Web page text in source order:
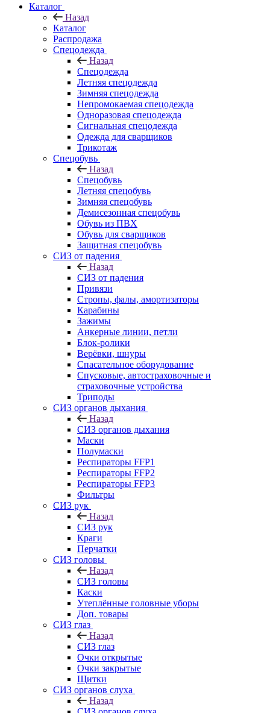
Каталог
Назад
Каталог
Распродажа
Спецодежда
Назад
Спецодежда
Летняя спецодежда
Зимняя спецодежда
Непромокаемая спецодежда
Одноразовая спецодежда
Сигнальная спецодежда
Одежда для сварщиков
Трикотаж
Спецобувь
Назад
Спецобувь
Летняя спецобувь
Зимняя спецобувь
Демисезонная спецобувь
Обувь из ПВХ
Обувь для сварщиков
Защитная спецобувь
СИЗ от падения
Назад
СИЗ от падения
Привязи
Стропы, фалы, амортизаторы
Карабины
Зажимы
Анкерные линии, петли
Блок-ролики
Верёвки, шнуры
Спасательное оборудование
Спусковые, автостраховочные и
страховочные устройства
Триподы
СИЗ органов дыхания
Назад
СИЗ органов дыхания
Маски
Полумаски
Респираторы FFP1
Респираторы FFP2
Респираторы FFP3
Фильтры
СИЗ рук
Назад
СИЗ рук
Краги
Перчатки
СИЗ головы
Назад
СИЗ головы
Каски
Утеплённые головные уборы
Доп. товары
СИЗ глаз
Назад
СИЗ глаз
Очки открытые
Очки закрытые
Щитки
СИЗ органов слуха
Назад